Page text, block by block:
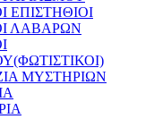
ΕΠΙΣΤΗΘΙΟΙ
ΛΑΒΑΡΩΝ
ΜΥΣΤΗΡΙΩΝ